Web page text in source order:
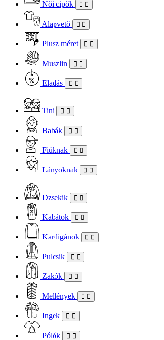
Női cipők
Alapvető
Plusz méret
Muszlin
Eladás
Tini
Babák
Fiúknak
Lányoknak
Dzsekik
Kabátok
Kardigánok
Pulcsik
Zakók
Mellények
Ingek
Pólók